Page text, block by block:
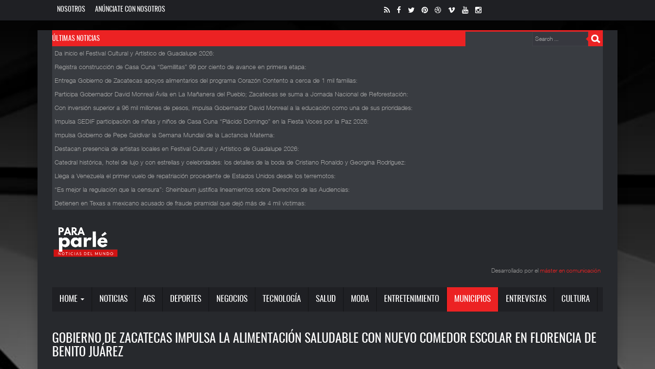
NOSOTROS ANÚNCIATE CON NOSOTROS
ÚLTIMAS NOTICIAS
Da inicio el Festival Cultural y Artístico de Guadalupe 2026:
Registra construcción de Casa Cuna “Semillitas” 99 por ciento de avance en primera etapa:
Entrega Gobierno de Zacatecas apoyos alimentarios del programa Corazón Contento a cerca de 1 mil familias:
Participa Gobernador David Monreal Ávila en La Mañanera del Pueblo; Zacatecas se suma a Jornada Nacional de Reforestación:
Con inversión superior a 96 mil millones de pesos, impulsa Gobernador David Monreal a la educación como una de sus prioridades:
Impulsa SEDIF participación de niñas y niños de Casa Cuna “Plácido Domingo” en la Fiesta Voces por la Paz 2026:
Impulsa Gobierno de Pepe Saldívar la Semana Mundial de la Lactancia Materna:
Destacan presencia de artistas locales en Festival Cultural y Artístico de Guadalupe 2026:
Catedral histórica, hotel de lujo y con estrellas y celebridades: los detalles de la boda de Cristiano Ronaldo y Georgina Rodríguez:
Llega a Venezuela el primer vuelo de repatriación procedente de Estados Unidos desde los terremotos:
“Es mejor la regulación que la censura”: Sheinbaum justifica lineamientos sobre Derechos de las Audiencias:
Detienen en Texas a mexicano acusado de fraude piramidal que dejó más de 4 mil víctimas:
Desarrollado por el máster en comunicación
HOME NOTICIAS AGS DEPORTES NEGOCIOS TECNOLOGÍA SALUD MODA ENTRETENIMIENTO MUNICIPIOS ENTREVISTAS CULTURA
GOBIERNO DE ZACATECAS IMPULSA LA ALIMENTACIÓN SALUDABLE CON NUEVO COMEDOR ESCOLAR EN FLORENCIA DE
BENITO JUÁREZ